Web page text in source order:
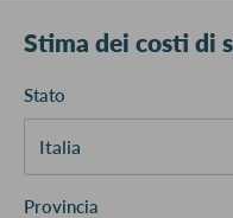
Stima dei costi di
Stato
Provincia